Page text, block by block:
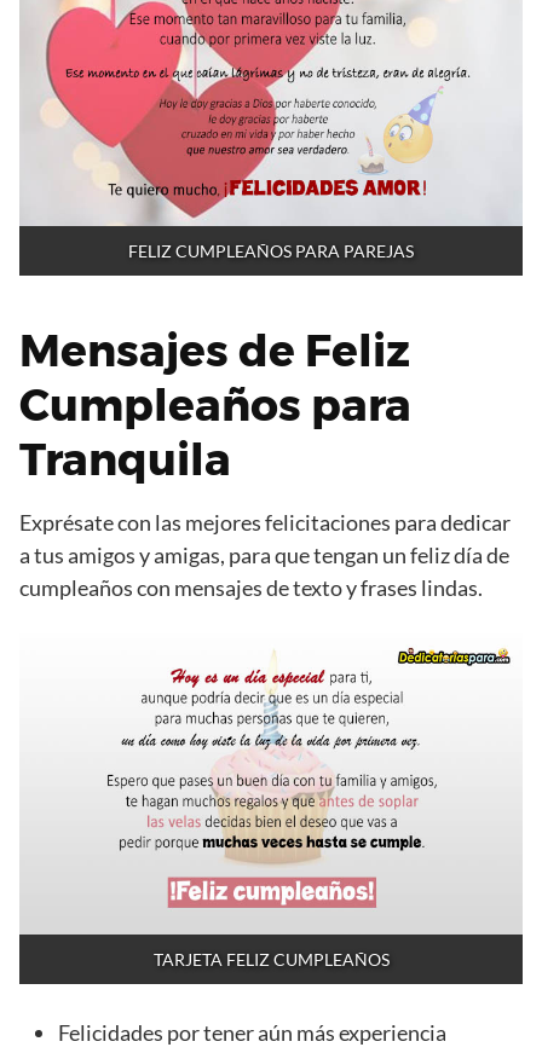
FELIZ CUMPLEAÑOS PARA PAREJAS
Mensajes de Feliz
Cumpleaños para
Tranquila
Exprésate con las mejores felicitaciones para dedicar
a tus amigos y amigas, para que tengan un feliz día de
cumpleaños con mensajes de texto y frases lindas.
TARJETA FELIZ CUMPLEAÑOS
Felicidades por tener aún más experiencia